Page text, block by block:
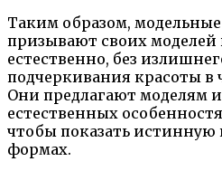
Таким образом, модельные
призывают своих моделей
естественно, без
подчеркивания красоты в
Они предлагают моделям
естественных
чтобы показать истинную
формах.